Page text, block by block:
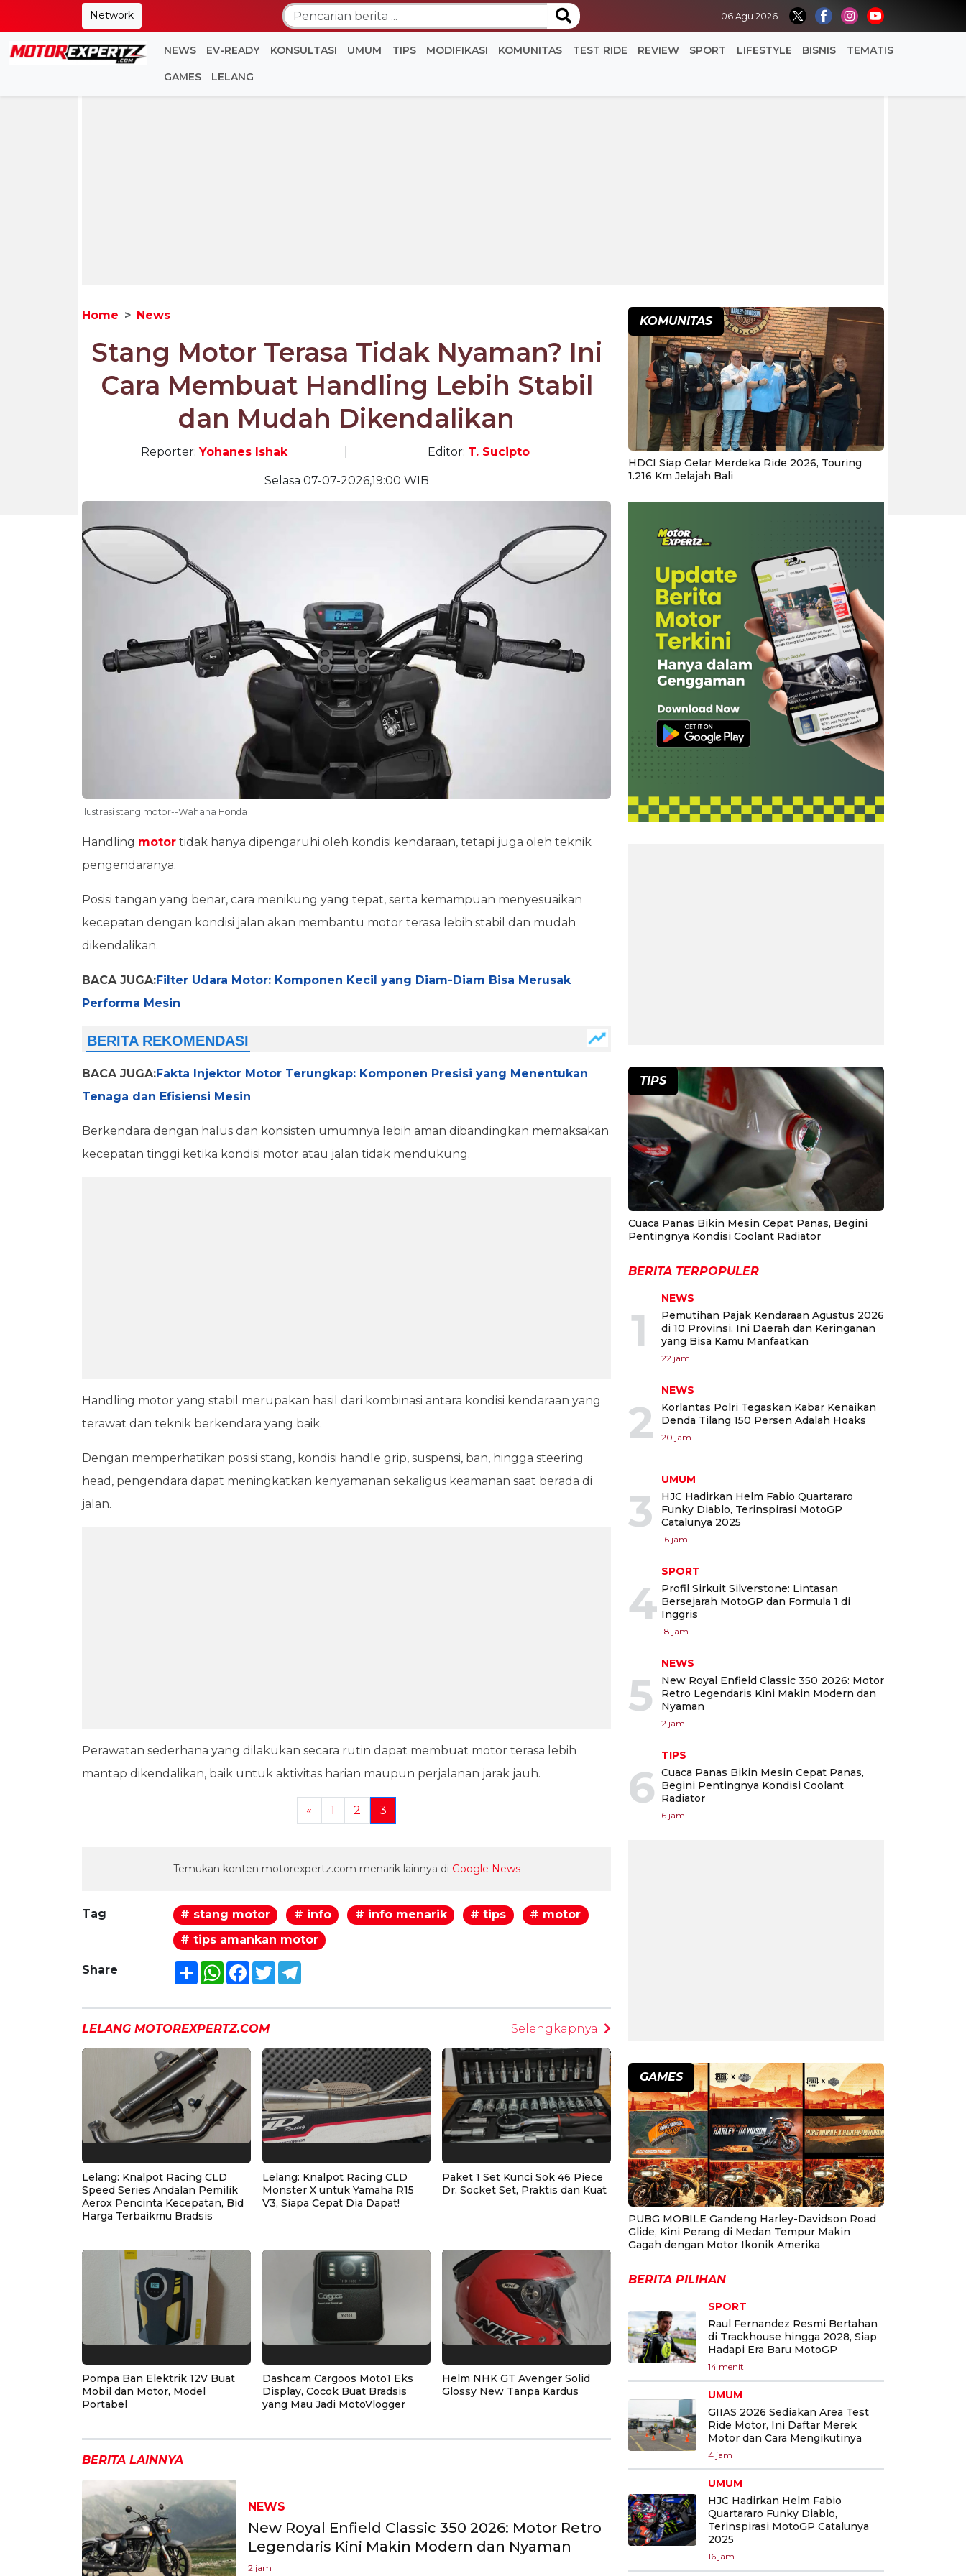
Network 06 Agu 2026
NEWS EV-READY KONSULTASI UMUM TIPS MODIFIKASI KOMUNITAS TEST RIDE REVIEW SPORT LIFESTYLE BISNIS TEMATIS
GAMES LELANG
Home News
Stang Motor Terasa Tidak Nyaman? Ini
Cara Membuat Handling Lebih Stabil
dan Mudah Dikendalikan
Reporter:Yohanes Ishak Editor: T. Sucipto
Selasa 07-07-2026,19:00 WIB
Ilustrasi stang motor--Wahana Honda
Handling motor tidak hanya dipengaruhi oleh kondisi kendaraan, tetapi juga oleh teknik
pengendaranya.
Posisi tangan yang benar, cara menikung yang tepat, serta kemampuan menyesuaikan
kecepatan dengan kondisi jalan akan membantu motor terasa lebih stabil dan mudah
dikendalikan.
BACA JUGA:Filter Udara Motor: Komponen Kecil yang Diam-Diam Bisa Merusak
Performa Mesin
BACA JUGA:Fakta Injektor Motor Terungkap: Komponen Presisi yang Menentukan
Tenaga dan Efisiensi Mesin
Berkendara dengan halus dan konsisten umumnya lebih aman dibandingkan memaksakan
kecepatan tinggi ketika kondisi motor atau jalan tidak mendukung.
Handling motor yang stabil merupakan hasil dari kombinasi antara kondisi kendaraan yang
terawat dan teknik berkendara yang baik.
Dengan memperhatikan posisi stang, kondisi handle grip, suspensi, ban, hingga steering
head, pengendara dapat meningkatkan kenyamanan sekaligus keamanan saat berada di
jalan.
Perawatan sederhana yang dilakukan secara rutin dapat membuat motor terasa lebih
mantap dikendalikan, baik untuk aktivitas harian maupun perjalanan jarak jauh.
« 1 2 3
Temukan konten motorexpertz.com menarik lainnya di Google News
Tag # stang motor # info # info menarik # tips
# motor
# tips amankan motor
Share ShareWhatsApp
Facebook
TwitterTelegram
LELANG MOTOREXPERTZ.COM Selengkapnya
Lelang: Knalpot Racing CLD
Speed Series Andalan Pemilik
Aerox Pencinta Kecepatan, Bid
Harga Terbaikmu Bradsis
Lelang: Knalpot Racing CLD
Monster X untuk Yamaha R15
V3, Siapa Cepat Dia Dapat!
Paket 1 Set Kunci Sok 46 Piece
Dr. Socket Set, Praktis dan Kuat
Pompa Ban Elektrik 12V Buat
Mobil dan Motor, Model
Portabel
Dashcam Cargoos Moto1 Eks
Display, Cocok Buat Bradsis
yang Mau Jadi MotoVlogger
Helm NHK GT Avenger Solid
Glossy New Tanpa Kardus
BERITA LAINNYA
NEWS
New Royal Enfield Classic 350 2026: Motor Retro
Legendaris Kini Makin Modern dan Nyaman
2 jam
KOMUNITAS
HDCI Siap Gelar Merdeka Ride 2026, Touring
1.216 Km Jelajah Bali
TIPS
Cuaca Panas Bikin Mesin Cepat Panas, Begini
Pentingnya Kondisi Coolant Radiator
BERITA TERPOPULER
1
NEWS
Pemutihan Pajak Kendaraan Agustus 2026
di 10 Provinsi, Ini Daerah dan Keringanan
yang Bisa Kamu Manfaatkan
22 jam
2
NEWS
Korlantas Polri Tegaskan Kabar Kenaikan
Denda Tilang 150 Persen Adalah Hoaks
20 jam
3
UMUM
HJC Hadirkan Helm Fabio Quartararo
Funky Diablo, Terinspirasi MotoGP
Catalunya 2025
16 jam
4
SPORT
Profil Sirkuit Silverstone: Lintasan
Bersejarah MotoGP dan Formula 1 di
Inggris
18 jam
5
NEWS
New Royal Enfield Classic 350 2026: Motor
Retro Legendaris Kini Makin Modern dan
Nyaman
2 jam
6
TIPS
Cuaca Panas Bikin Mesin Cepat Panas,
Begini Pentingnya Kondisi Coolant
Radiator
6 jam
GAMES
PUBG MOBILE Gandeng Harley-Davidson Road
Glide, Kini Perang di Medan Tempur Makin
Gagah dengan Motor Ikonik Amerika
BERITA PILIHAN
SPORT
Raul Fernandez Resmi Bertahan
di Trackhouse hingga 2028, Siap
Hadapi Era Baru MotoGP
14 menit
UMUM
GIIAS 2026 Sediakan Area Test
Ride Motor, Ini Daftar Merek
Motor dan Cara Mengikutinya
4 jam
UMUM
HJC Hadirkan Helm Fabio
Quartararo Funky Diablo,
Terinspirasi MotoGP Catalunya
2025
16 jam